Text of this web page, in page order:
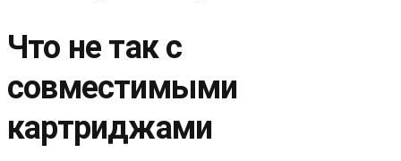
Что не так с
совместимыми
картриджами